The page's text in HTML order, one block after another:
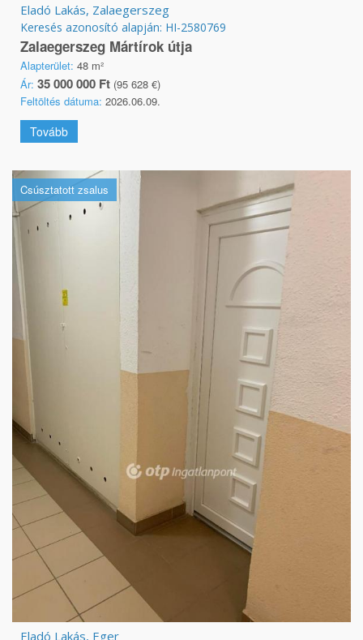
Eladó Lakás, Zalaegerszeg
Keresés azonosító alapján: HI-2580769
Zalaegerszeg Mártírok útja
Alapterület: 48 m²
Ár: 35 000 000 Ft (95 628 €)
Feltöltés dátuma: 2026.06.09.
Tovább
Csúsztatott zsalus
Eladó Lakás, Eger